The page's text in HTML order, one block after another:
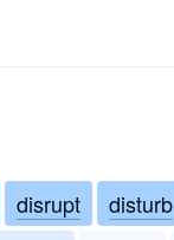
disrupt disturb